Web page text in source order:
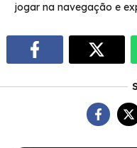
jogar na navegação e